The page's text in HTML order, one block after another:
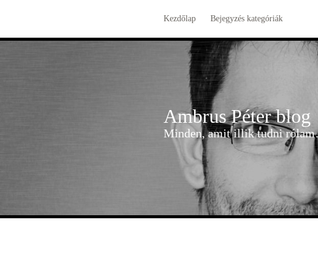
Kezdőlap Bejegyzés kategóriák
Ambrus Péter blog
Minden, amit illik tudni